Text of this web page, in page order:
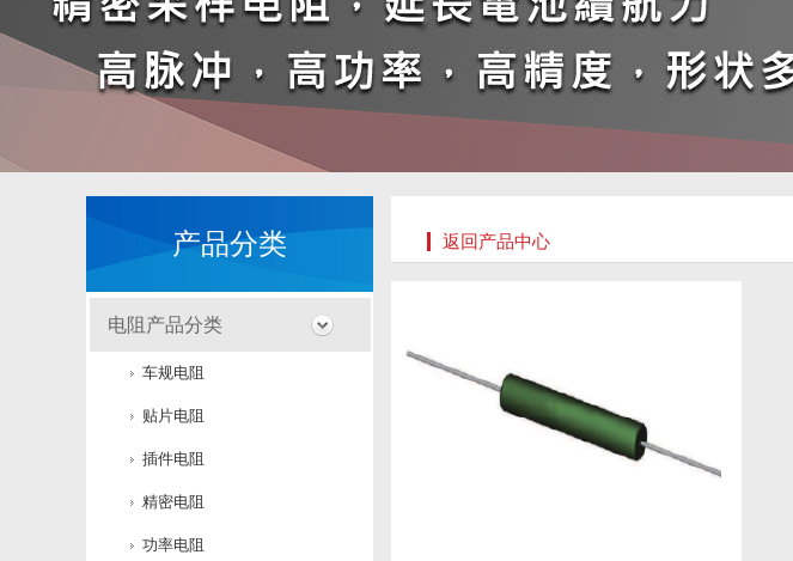
产品分类
电阻产品分类
车规电阻
贴片电阻
插件电阻
精密电阻
功率电阻
返回产品中心